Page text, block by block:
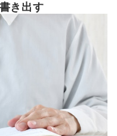
き出す